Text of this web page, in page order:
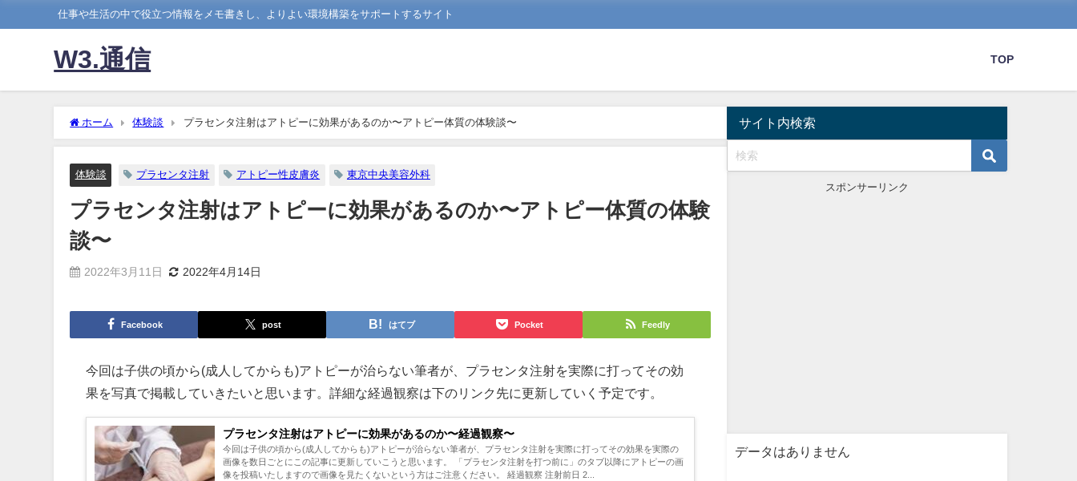
仕事や生活の中で役立つ情報をメモ書きし、よりよい環境構築をサポートするサイト
W3.通信 TOP
ホーム 体験談 プラセンタ注射はアトピーに効果があるのか〜アトピー体質の体験談〜
体験談 プラセンタ注射 アトピー性皮膚炎 東京中央美容外科
プラセンタ注射はアトピーに効果があるのか〜アトピー体質の体験
談〜
2022年3月11日 2022年4月14日
Facebook post はてブ Pocket Feedly
今回は子供の頃から(成人してからも)アトピーが治らない筆者が、プラセンタ注射を実際に打ってその効
果を写真で掲載していきたいと思います。詳細な経過観察は下のリンク先に更新していく予定です。
プラセンタ注射はアトピーに効果があるのか〜経過観察〜
今回は子供の頃から(成人してからも)アトピーが治らない筆者が、プラセンタ注射を実際に打ってその効果を実際の
画像を数日ごとにこの記事に更新していこうと思います。 「プラセンタ注射を打つ前に」のタブ以降にアトピーの画
像を投稿いたしますので画像を見たくないという方はご注意ください。 経過観察 注射前日 2...
サイト内検索
スポンサーリンク
データはありません